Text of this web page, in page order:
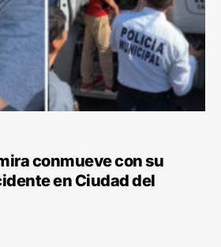
conmueve con su
en Ciudad del